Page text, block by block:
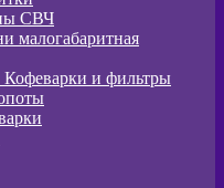
СВЧ
малогабаритная
и фильтры